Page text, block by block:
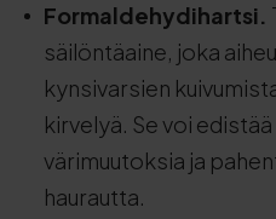
Formaldehydihartsi.
säilöntäaine, joka
kynsivarsien
kirvelyä. Se voi
värimuutoksia ja
haurautta.